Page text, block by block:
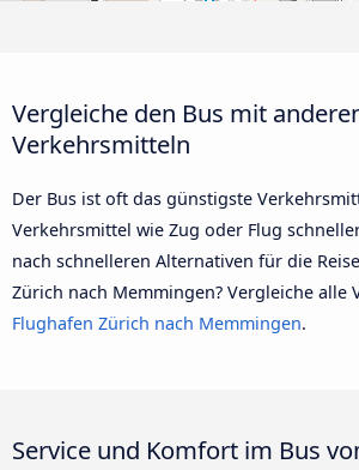
Vergleiche den Bus mit
Verkehrsmitteln
Der Bus ist oft das günstigste
Verkehrsmittel wie Zug oder Flug
nach schnelleren Alternativen für die
Zürich nach Memmingen? Vergleiche alle
Flughafen Zürich nach Memmingen.
Service und Komfort im Bus